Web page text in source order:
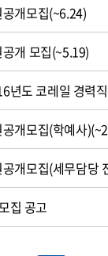
개모집(~6.24)
개 모집(~5.19)
년도 코레일 경력
개모집(학예사
개모집(세무담당
집 공고